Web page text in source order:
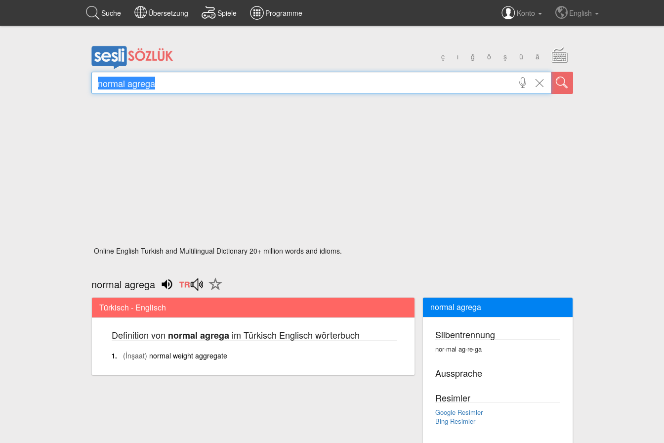
Suche Übersetzung Spiele Programme Konto English
ç ı ğ ö ş ü â
Online English Turkish and Multilingual Dictionary 20+ million words and idioms.
normal agrega
Türkisch - Englisch
Definition von normal agrega im Türkisch Englisch wörterbuch
(İnşaat) normal weight aggregate
normal agrega
Silbentrennung
nor·mal ag·re·ga
Aussprache
Resimler
Google Resimler
Bing Resimler